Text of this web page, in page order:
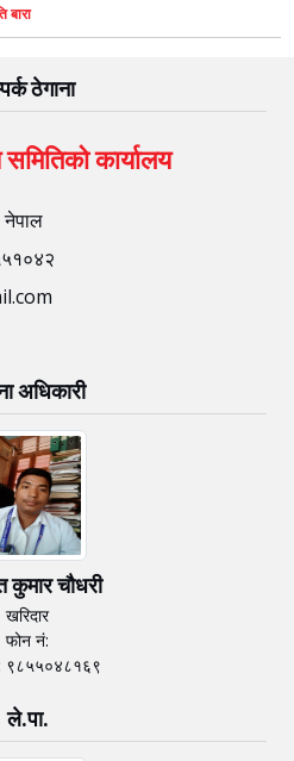
बारा
ठेगाना
कार्यालय
अधिकारी
कुमार चाैधरी
खरिदार
फोन नं:
९८५५०४८१६९
ले.पा.